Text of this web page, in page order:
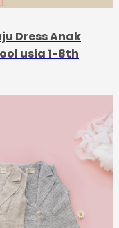
Dress Anak
usia 1-8th